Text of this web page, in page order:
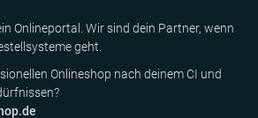
Onlineportal. Wir sind dein Partner, wenn
geht.
Onlineshop nach deinem CI und